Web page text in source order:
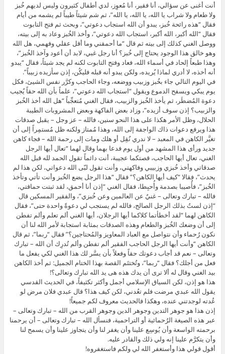
أنت أغنى عن سؤالي، أنا فقير، أنا مُعوِز، لدي أطفال كثيرون وليس لديهم خُبز
ولا طعام ولا شراب يا الله، يا الله، يا الله”، ثم شم شيئاً طيباً لم يشمه من أيام
فقال “هذه رائحة خُبز، يبدو أن الله استجاب دعوتي”، وبحث ثم فتح التابوت
فقال “الله أكبر، الله أكبر، استجاب الله دعوتي”، وأخذ الخُبز وعاد به إلى بيته،
ووصل الغني كذلك إلى بيته ثم قال “ما أحمقني وما أقل عقلي وفهمي، هل الله
وهو خالق هذا الوجود يحتاج إلى خُبز؟ أنا رجل غبي، لابد أن أعود وآخذ الخُبز”،
وهذا طبعاً إلحاد في أسماء الله، فعاد وفتح التابوت لكنه لم يجد شيئاً، فقال “يبدو
أنه أخذه، لا أدري لماذا يُريده، ولكن يبدو أنه قبله فليكُن، إذن سأزيده زبيباً”.
في اليوم التالي جاء بخُبز وزبيب ووضعه، وجاء الحاجب وكرَّر نفس الشيئ، فكل
يوم يبكي ويسفح الدموع ويقول “استجاب الله دعوتي”، علماً بأن الله حقاً يُجيب
دعوة المُضطَر، ثم يأخذ الخُبز والزبيب، فقال الغني مُتعجِّباً “هل الله أخذ الخُبز
والزبيب؟ إذن سوف أزيده”، وزاد بعض الفاكهة وبعض المشروبات الطيبة
الحلال، وظل الأمر هكذا على هذا النحو سنين، فالله – عز وجل – يقبل صدقات
هذا ويرفع دعوات ذاك الواجفة إلى الله، وهذا مُمتاز ولكنه ظل مُستمِراً إلى أن
تغيَّر الكاهن في المعبد – لا ندري نُقِل أو هلك ومات إلى رحمة الله – فجاء كاهن
جديد ورأى هذا المشهد من أول يوم فدعا بهما وقال لهما “تعال أيها الرجل
الغني، تعال أيها الحاجب، قصتكما عجيبة، أنت دائماً تقول الحمد لله قبل الله
صدقاتي وأخذ خُبزي وزبيبي وفاكهتي، وأنت تقول لبّى الله دعواتي، لكن هذا لم
يحدث”، فقالا “كيف أيها الكاهن؟” فقال “هذا الرجل يضع الخُبز وأنت تأتي وتأخذ
الخُبز”، فأُصيبا بصدمة وأُحبِطا، فقال الغني “إذن أنا أحمق، لقد ثبتت حماقتي،
فالله – تبارك وتعالى – غنيٌ عن العالمين وعن خُبزي”، والفقير المسكين قال
“إذن لستُ بذلك الرجل الصالح، فالله لم يستجب لي دعوةً واحدة حتى”، فقال
الكاهن لهما “لقد أخطأتما كلاكما أيها الرجلان، أيها الغني ألم تعلم وألم تفطن
إلى أن وضعك الخُبز والطعام وهذه الصدقات بمثابة استجابة لأمر الله لنا أن
نكون رُحماء وأن نتواصل مع العباد المعاويز والمُحتاجين؟” فقال “ربما”، ثم قال
الكاهن “وأنت أيها الرجل الحاجب الفقير ألم تفطن وألم تُدرِك أن الله – تبارك
وتعالى – نعم قد أجاب دعوتك حقاً وفعلاً بأن يسَّر لك هذا الغني لكي يفعل ما
فعل من أجلك؟ فقال “ربما”، وتُختتَم القصة بهذا الختام الجميل: ثم أخذ الكاهن
بيد الغني وقال له ألا ترى أن يدك هذه هى يد الله تبارك وتعالى؟!
هذا هو إذن، لكن السياق الإسلامي أجمل وأكثر تكثيفاً، في الحديث القدسي
يقول الله عبدي مرضت فلم تعُدني، لكن كيف هذا؟ قال عبدي فلان مرض لو
عُدته لوجدتني عنده، وهكذا فالحديث معروف لكم جميعاً!
إذن هذا هو جوهر التدين وجوهر الدين وجوهر القرب من الله – تبارك وتعالى –
عبر هذه الصيغة الرُحمائية أو التراحمية، فنسأل الله – تبارك وتعالى – أن يرحمنا
برحمته الواسعة وأن يُوسِع علينا وأن يغفر لنا وأن يتجاوز علينا وأن يسمح لنا
وأن يتكرَّم علينا إنه ولي ذلك والقادر عليه.
أقول قولي هذا وأستغفر الله لي ولكم فاستغفروه!